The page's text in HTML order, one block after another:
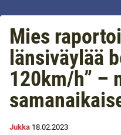
Mies
länsiväylää
120km/h” –
Jukka 18.02.2023